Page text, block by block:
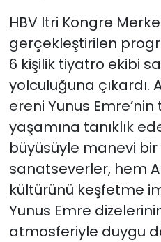
HBV Itri Kongre
gerçekleştirilen
6 kişilik tiyatro ekibi
yolculuğuna çıkardı.
ereni Yunus
yaşamına tanıklık
büyüsüyle manevi
sanatseverler, hem
kültürünü keşfetme
Yunus Emre
atmosferiyle duygu